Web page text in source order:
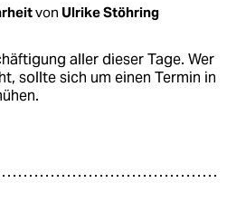
von Ulrike Stöhring
aller dieser Tage. Wer
sollte sich um einen Termin in